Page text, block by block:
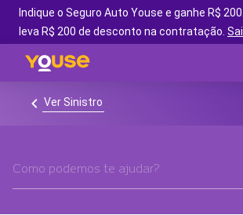
Indique o Seguro Auto Youse e ganhe R$
leva R$ 200 de desconto na contratação.
Ver Sinistro